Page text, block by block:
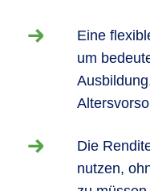
Eine
um
Die
nutzen,